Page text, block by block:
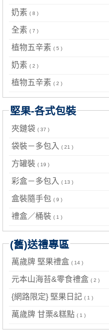
奶素 ( 8 )
全素 ( 7 )
植物五辛素 ( 5 )
奶素 ( 2 )
植物五辛素 ( 2 )
堅果-各式包裝
夾鏈袋 ( 37 )
袋裝－多包入 ( 21 )
方罐裝 ( 19 )
彩盒－多包入 ( 13 )
盒裝隨手包 ( 9 )
禮盒／桶裝 ( 1 )
(舊)送禮專區
萬歲牌 堅果禮盒 ( 14 )
元本山海苔&零食禮盒 ( 2 )
{網路限定} 堅果日記 ( 1 )
萬歲牌 甘栗&糕點 ( 1 )